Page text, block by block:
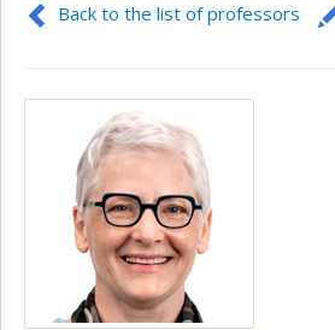
Back to the list of professors